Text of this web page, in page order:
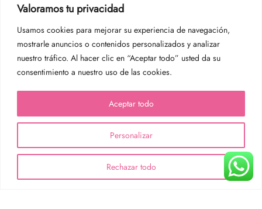
Valoramos tu privacidad
Usamos cookies para mejorar su experiencia de navegación,
mostrarle anuncios o contenidos personalizados y analizar
nuestro tráfico. Al hacer clic en “Aceptar todo” usted da su
consentimiento a nuestro uso de las cookies.
Personalizar
Rechazar todo
Aceptar todo